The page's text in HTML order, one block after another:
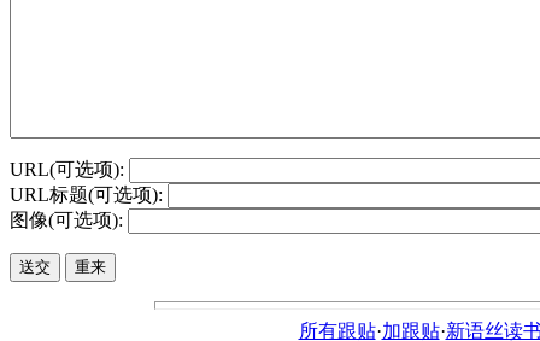
URL(可选项):
URL标题(可选项):
图像(可选项):
所有跟贴·加跟贴·新语丝读